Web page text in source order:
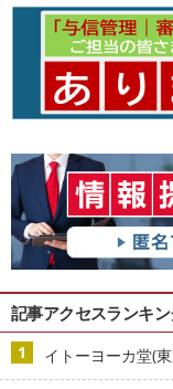
記事アクセスランキ
イトーヨーカ堂(